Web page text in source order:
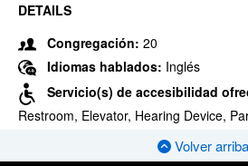
DETAILS
Congregación: 20
Idiomas hablados: Inglés
Servicio(s) de accesibilidad
Restroom, Elevator, Hearing Device,
Volver arriba